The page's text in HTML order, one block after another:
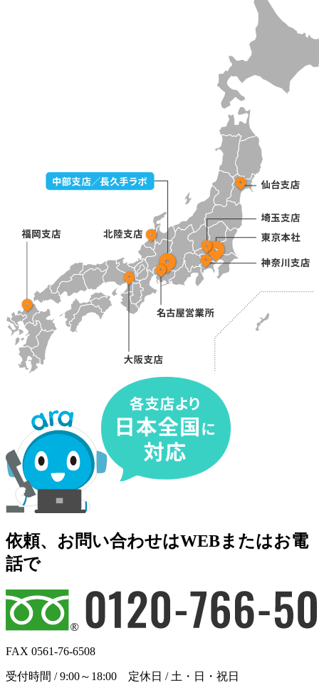
依頼、お問い合わせはWEBまたはお電
話で
FAX 0561-76-6508
受付時間 / 9:00～18:00 定休日 / 土・日・祝日